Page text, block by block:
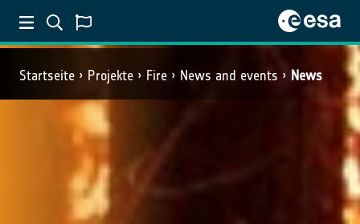
Startseite Projekte Fire News and events News